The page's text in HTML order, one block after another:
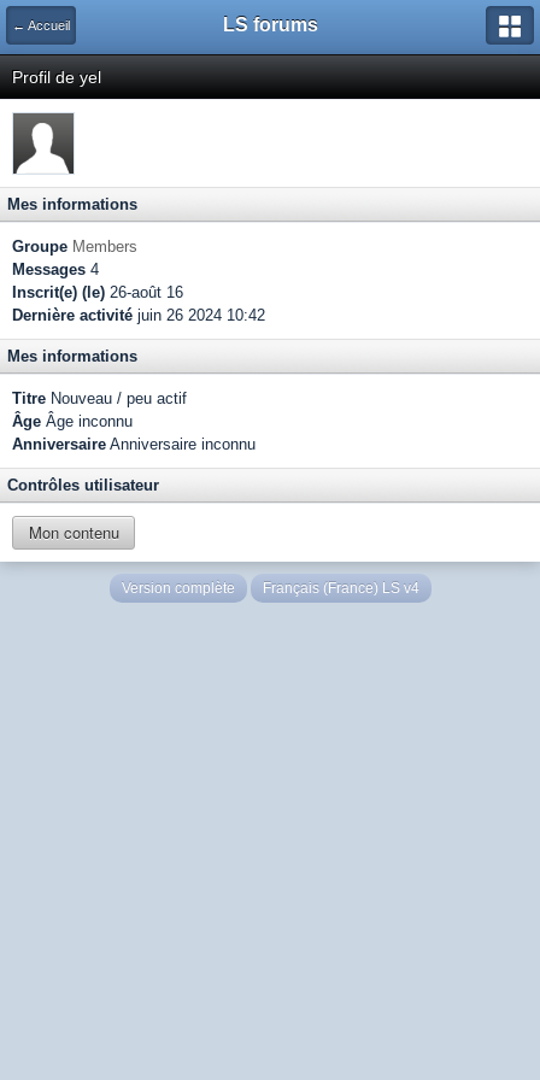
← Accueil LS forums
Profil de yel
Mes informations
Groupe Members
Messages 4
Inscrit(e) (le) 26-août 16
Dernière activité juin 26 2024 10:42
Mes informations
Titre Nouveau / peu actif
Âge Âge inconnu
Anniversaire Anniversaire inconnu
Contrôles utilisateur
Mon contenu
Version complète Français (France) LS v4